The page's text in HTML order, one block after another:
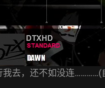
去，还不如没连…………(